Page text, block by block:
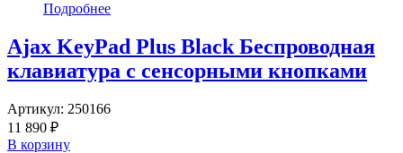
Подробнее
Ajax KeyPad Plus Black Беспроводная
клавиатура с сенсорными кнопками
Артикул: 250166
11 890 ₽
В корзину